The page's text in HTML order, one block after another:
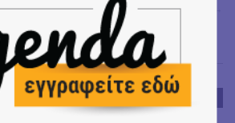
Έφη Χρυσού